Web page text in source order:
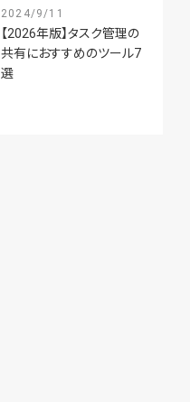
2024/9/11
【2026年版】タスク管理の
共有におすすめのツール7
選